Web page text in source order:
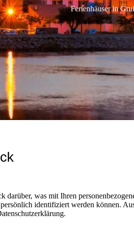
Ferienhäuser in
was mit Ihren
identifiziert werden können.